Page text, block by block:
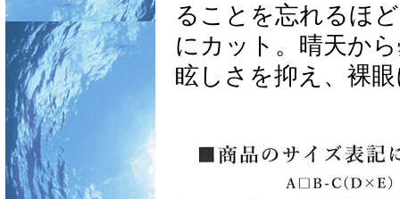
ることを忘れるほ
にカット。晴天か
眩しさを抑え、裸